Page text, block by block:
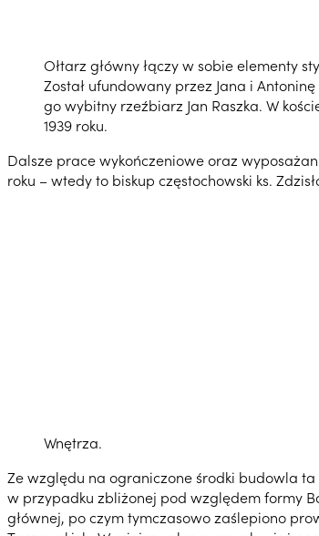
Ołtarz główny łączy w sobie elementy
Został ufundowany przez Jana i
go wybitny rzeźbiarz Jan Raszka. W
1939 roku.
Dalsze prace wykończeniowe oraz
roku – wtedy to biskup częstochowski ks.
Wnętrza.
Ze względu na ograniczone środki budowla
w przypadku zbliżonej pod względem formy
głównej, po czym tymczasowo zaślepiono